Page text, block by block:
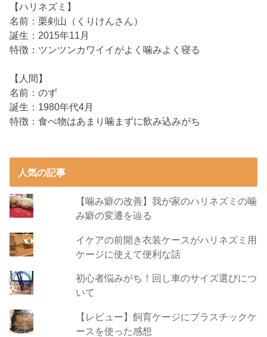
【ハリネズミ】
名前：栗剣山（くりけんさん）
誕生：2015年11月
特徴：ツンツンカワイイがよく噛みよく寝る
【人間】
名前：のず
誕生：1980年代4月
特徴：食べ物はあまり噛まずに飲み込みがち
人気の記事
【噛み癖の改善】我が家のハリネズミの噛
み癖の変遷を辿る
イケアの前開き衣装ケースがハリネズミ用
ケージに使えて便利な話
初心者悩みがち！回し車のサイズ選びにつ
いて
【レビュー】飼育ケージにプラスチックケ
ースを使った感想